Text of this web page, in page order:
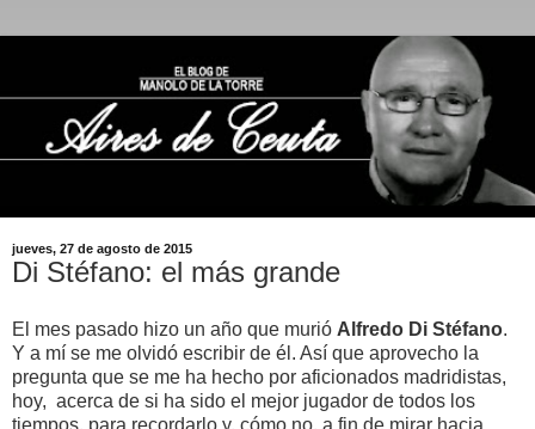
jueves, 27 de agosto de 2015
Di Stéfano: el más grande
El mes pasado hizo un año que murió Alfredo Di Stéfano.
Y a mí se me olvidó escribir de él. Así que aprovecho la
pregunta que se me ha hecho por aficionados madridistas,
hoy, acerca de si ha sido el mejor jugador de todos los
tiempos, para recordarlo y, cómo no, a fin de mirar hacia